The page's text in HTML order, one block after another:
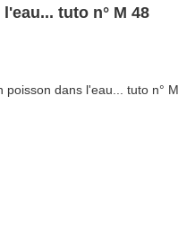
tuto n° M 48